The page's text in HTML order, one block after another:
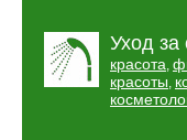
Уход за
красота,
красоты,